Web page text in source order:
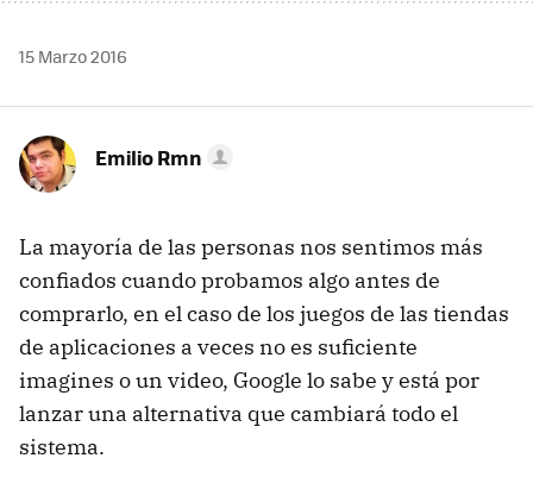
15 Marzo 2016
Emilio Rmn
La mayoría de las personas nos sentimos más
confiados cuando probamos algo antes de
comprarlo, en el caso de los juegos de las tiendas
de aplicaciones a veces no es suficiente
imagines o un video, Google lo sabe y está por
lanzar una alternativa que cambiará todo el
sistema.